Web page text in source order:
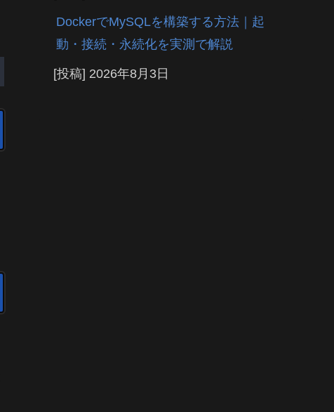
DockerでMySQLを構築する方法｜起
動・接続・永続化を実測で解説
[投稿] 2026年8月3日